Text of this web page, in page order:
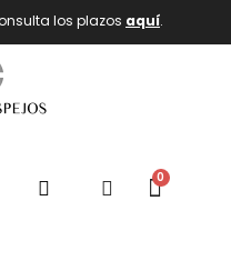
los plazos aquí.